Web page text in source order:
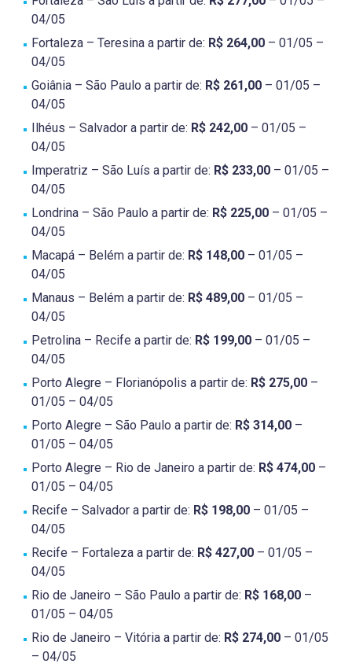
04/05
Fortaleza – Teresina a partir de: R$ 264,00 – 01/05 –
04/05
Goiânia – São Paulo a partir de: R$ 261,00 – 01/05 –
04/05
Ilhéus – Salvador a partir de: R$ 242,00 – 01/05 –
04/05
Imperatriz – São Luís a partir de: R$ 233,00 – 01/05 –
04/05
Londrina – São Paulo a partir de: R$ 225,00 – 01/05 –
04/05
Macapá – Belém a partir de: R$ 148,00 – 01/05 –
04/05
Manaus – Belém a partir de: R$ 489,00 – 01/05 –
04/05
Petrolina – Recife a partir de: R$ 199,00 – 01/05 –
04/05
Porto Alegre – Florianópolis a partir de: R$ 275,00 –
01/05 – 04/05
Porto Alegre – São Paulo a partir de: R$ 314,00 –
01/05 – 04/05
Porto Alegre – Rio de Janeiro a partir de: R$ 474,00 –
01/05 – 04/05
Recife – Salvador a partir de: R$ 198,00 – 01/05 –
04/05
Recife – Fortaleza a partir de: R$ 427,00 – 01/05 –
04/05
Rio de Janeiro – São Paulo a partir de: R$ 168,00 –
01/05 – 04/05
Rio de Janeiro – Vitória a partir de: R$ 274,00 – 01/05
– 04/05